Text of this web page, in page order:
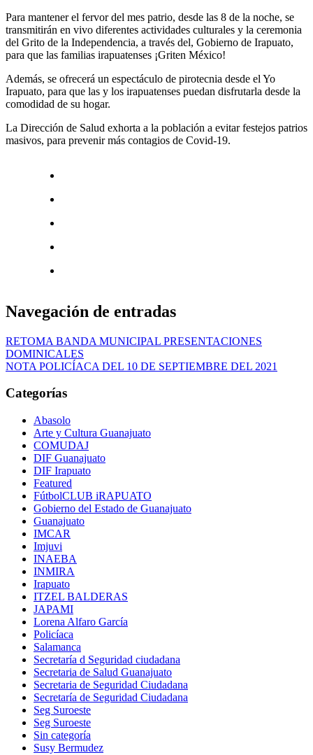
Para mantener el fervor del mes patrio, desde las 8 de la noche, se
transmitirán en vivo diferentes actividades culturales y la ceremonia
del Grito de la Independencia, a través del, Gobierno de Irapuato,
para que las familias irapuatenses ¡Griten México!
Además, se ofrecerá un espectáculo de pirotecnia desde el Yo
Irapuato, para que las y los irapuatenses puedan disfrutarla desde la
comodidad de su hogar.
La Dirección de Salud exhorta a la población a evitar festejos patrios
masivos, para prevenir más contagios de Covid-19.
Navegación de entradas
RETOMA BANDA MUNICIPAL PRESENTACIONES
DOMINICALES
NOTA POLICÍACA DEL 10 DE SEPTIEMBRE DEL 2021
Categorías
Abasolo
Arte y Cultura Guanajuato
COMUDAJ
DIF Guanajuato
DIF Irapuato
Featured
FútbolCLUB iRAPUATO
Gobierno del Estado de Guanajuato
Guanajuato
IMCAR
Imjuvi
INAEBA
INMIRA
Irapuato
ITZEL BALDERAS
JAPAMI
Lorena Alfaro García
Policíaca
Salamanca
Secretaría d Seguridad ciudadana
Secretaria de Salud Guanajuato
Secretaria de Seguridad Ciudadana
Secretaría de Seguridad Ciudadana
Seg Suroeste
Seg Suroeste
Sin categoría
Susy Bermudez